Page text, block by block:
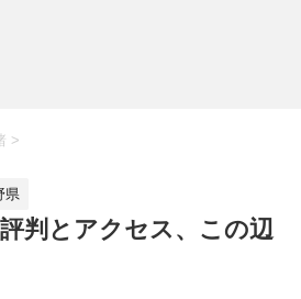
>
県
判とアクセス、この辺